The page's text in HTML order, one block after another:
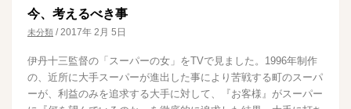
今、考えるべき事
未分類 / 2017年 2月 5日
伊丹十三監督の「スーパーの女」をTVで見ました。1996年制作
の、近所に大手スーパーが進出した事により苦戦する町のスーパ
ーが、利益のみを追求する大手に対して、『お客様』がスーパー